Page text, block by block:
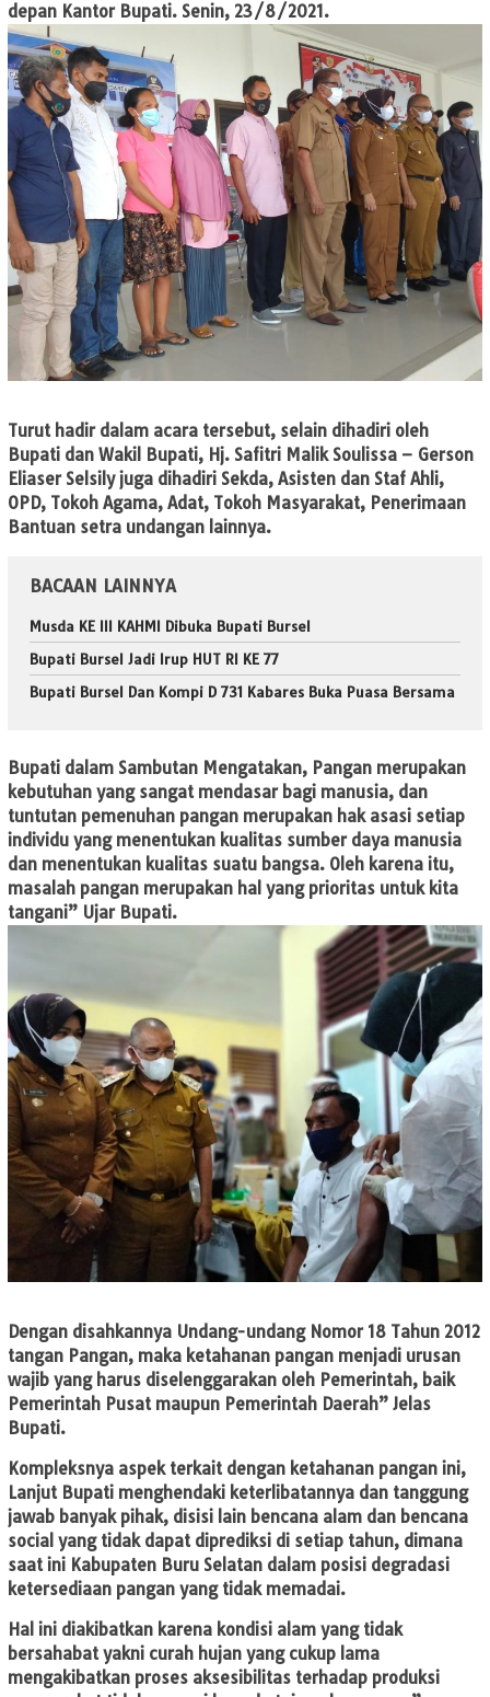
depan Kantor Bupati. Senin, 23/8/2021.
Turut hadir dalam acara tersebut, selain dihadiri oleh
Bupati dan Wakil Bupati, Hj. Safitri Malik Soulissa – Gerson
Eliaser Selsily juga dihadiri Sekda, Asisten dan Staf Ahli,
OPD, Tokoh Agama, Adat, Tokoh Masyarakat, Penerimaan
Bantuan setra undangan lainnya.
BACAAN LAINNYA
Musda KE III KAHMI Dibuka Bupati Bursel
Bupati Bursel Jadi Irup HUT RI KE 77
Bupati Bursel Dan Kompi D 731 Kabares Buka Puasa Bersama
Bupati dalam Sambutan Mengatakan, Pangan merupakan
kebutuhan yang sangat mendasar bagi manusia, dan
tuntutan pemenuhan pangan merupakan hak asasi setiap
individu yang menentukan kualitas sumber daya manusia
dan menentukan kualitas suatu bangsa. Oleh karena itu,
masalah pangan merupakan hal yang prioritas untuk kita
tangani” Ujar Bupati.
Dengan disahkannya Undang-undang Nomor 18 Tahun 2012
tangan Pangan, maka ketahanan pangan menjadi urusan
wajib yang harus diselenggarakan oleh Pemerintah, baik
Pemerintah Pusat maupun Pemerintah Daerah” Jelas
Bupati.
Kompleksnya aspek terkait dengan ketahanan pangan ini,
Lanjut Bupati menghendaki keterlibatannya dan tanggung
jawab banyak pihak, disisi lain bencana alam dan bencana
social yang tidak dapat diprediksi di setiap tahun, dimana
saat ini Kabupaten Buru Selatan dalam posisi degradasi
ketersediaan pangan yang tidak memadai.
Hal ini diakibatkan karena kondisi alam yang tidak
bersahabat yakni curah hujan yang cukup lama
mengakibatkan proses aksesibilitas terhadap produksi